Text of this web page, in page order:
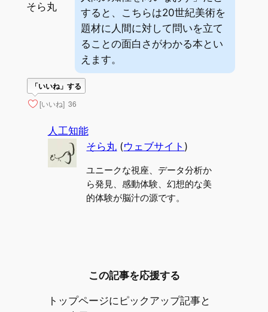
そら丸
すると、こちらは20世紀美術を
題材に人間に対して問いを立て
ることの面白さがわかる本とい
えます。
「いいね」する
[いいね] 36
人工知能
そら丸 (ウェブサイト )
ユニークな視座、データ分析か
ら発見、感動体験、幻想的な美
的体験が脳汁の源です。
この記事を応援する
トップページにピックアップ記事と